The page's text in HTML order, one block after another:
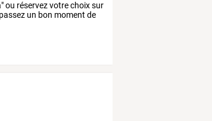
ou réservez votre choix sur
un bon moment de